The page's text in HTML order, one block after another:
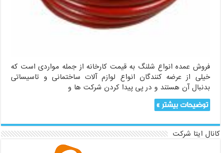
فروش عمده انواع شلنگ به قیمت کارخانه از جمله مواردی است که
خیلی از عرضه کنندگان انواع لوازم آلات ساختمانی و تاسیساتی
بدنبال آن هستند و در پی پیدا کردن شرکت ها و
توضیحات بیشتر »
کانال ایتا شرکت